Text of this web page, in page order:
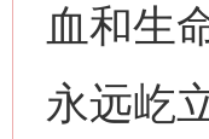
血和生
永远屹